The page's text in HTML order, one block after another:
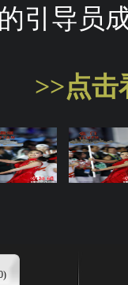
引导员
>>点击
)